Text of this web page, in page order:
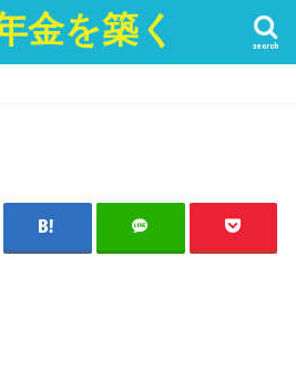
金を築く search